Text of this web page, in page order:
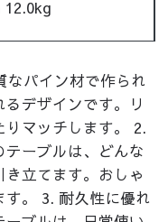
12.0kg
なパイン材で作られ
デザインです。リ
マッチします。 2.
ーブルは、どんな
立てます。おしゃ
。 3. 耐久性に優れ